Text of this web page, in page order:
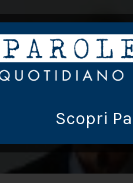
Scopri